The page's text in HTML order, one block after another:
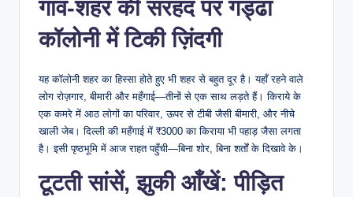
गांव-शहर की सरहद पर गड्ढा
कॉलोनी में टिकी ज़िंदगी
यह कॉलोनी शहर का हिस्सा होते हुए भी शहर से बहुत दूर है। यहाँ रहने वाले
लोग रोज़गार, बीमारी और महँगाई—तीनों से एक साथ लड़ते हैं। किराये के
एक कमरे में आठ लोगों का परिवार, ऊपर से टीबी जैसी बीमारी, और नीचे
खाली जेब। दिल्ली की महँगाई में ₹3000 का किराया भी पहाड़ जैसा लगता
है। इसी पृष्ठभूमि में आज राहत पहुँची—बिना शोर, बिना शर्तों के दिखावे के।
टूटती सांसें, झुकी आँखें: पीड़ित